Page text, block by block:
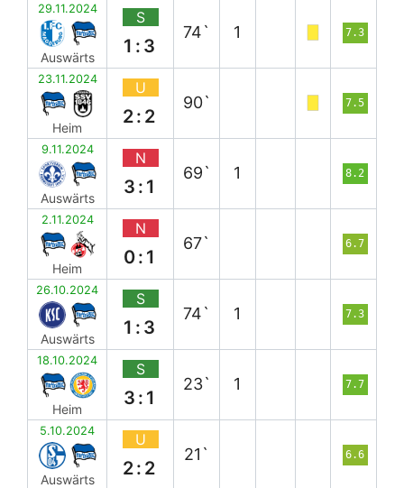
29.11.2024
Auswärts
S
1:3
74` 1 7.3
23.11.2024
Heim
U
2:2
90` 7.5
9.11.2024
Auswärts
N
3:1
69` 1 8.2
2.11.2024
Heim
N
0:1
67` 6.7
26.10.2024
Auswärts
S
1:3
74` 1 7.3
18.10.2024
Heim
S
3:1
23` 1 7.7
5.10.2024
Auswärts
U
2:2
21` 6.6